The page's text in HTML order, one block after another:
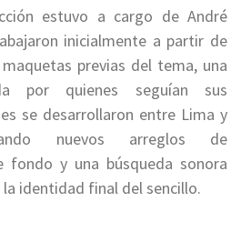
estuvo a cargo de André
inicialmente a partir de
previas del tema, una
por quienes seguían sus
se desarrollaron entre Lima y
nuevos arreglos de
fondo y una búsqueda sonora
identidad final del sencillo.